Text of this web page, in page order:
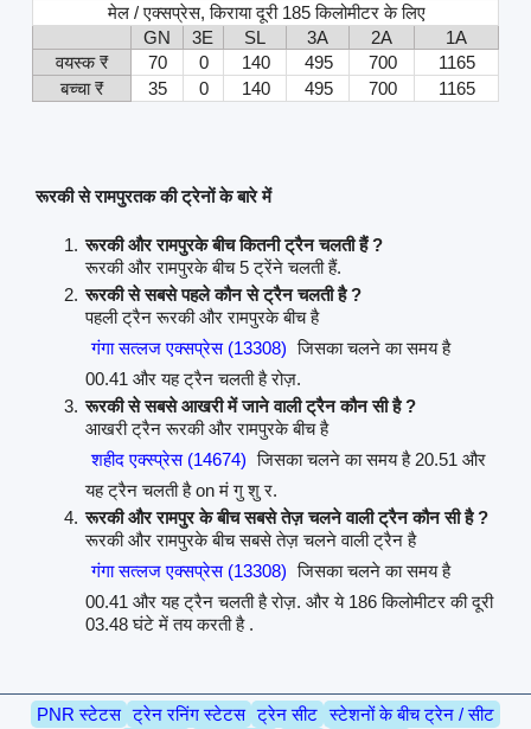
मेल / एक्सप्रेस, किराया दूरी 185 किलोमीटर के लिए
GN
3E SL 3A 2A
1A
वयस्क ₹
70 0 140 495 700
1165
बच्चा ₹
35 0 140 495 700 1165
रूरकी से रामपुरतक की ट्रेनों के बारे में
रूरकी और रामपुरके बीच कितनी ट्रैन चलती हैं ?
रूरकी और रामपुरके बीच 5 ट्रेंने चलती हैं.
रूरकी से सबसे पहले कौन से ट्रैन चलती है ?
पहली ट्रैन रूरकी और रामपुरके बीच है
गंगा सत्लज एक्सप्रेस (13308) जिसका चलने का समय है
00.41 और यह ट्रैन चलती है रोज़.
रूरकी से सबसे आखरी में जाने वाली ट्रैन कौन सी है ?
आखरी ट्रैन रूरकी और रामपुरके बीच है
शहीद एक्स्प्रेस (14674) जिसका चलने का समय है 20.51 और
यह ट्रैन चलती है on मं गु शु र.
रूरकी और रामपुर के बीच सबसे तेज़ चलने वाली ट्रैन कौन सी है ?
रूरकी और रामपुरके बीच सबसे तेज़ चलने वाली ट्रैन है
गंगा सत्लज एक्सप्रेस (13308) जिसका चलने का समय है
00.41 और यह ट्रैन चलती है रोज़. और ये 186 किलोमीटर की दूरी
03.48 घंटे में तय करती है .
PNR स्टेटस ट्रेन रनिंग स्टेटस ट्रेन सीट स्टेशनों के बीच ट्रेन / सीट